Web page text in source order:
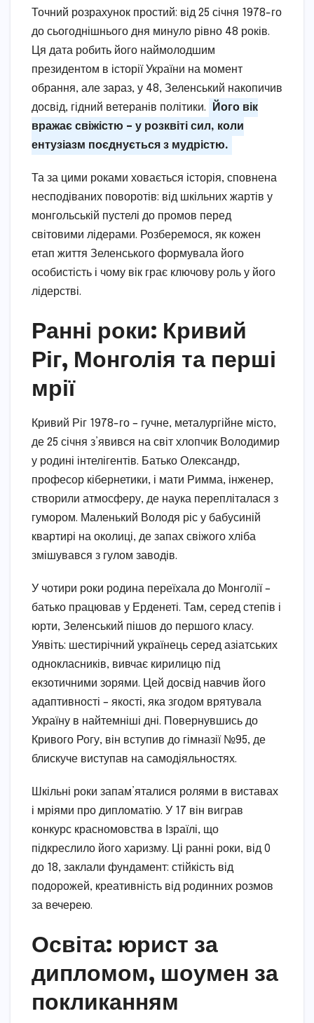
Точний розрахунок простий: від 25 січня 1978-го
до сьогоднішнього дня минуло рівно 48 років.
Ця дата робить його наймолодшим
президентом в історії України на момент
обрання, але зараз, у 48, Зеленський накопичив
досвід, гідний ветеранів політики.
Його вік
вражає свіжістю – у розквіті сил, коли
ентузіазм поєднується з мудрістю.
Та за цими роками ховається історія, сповнена
несподіваних поворотів: від шкільних жартів у
монгольській пустелі до промов перед
світовими лідерами. Розберемося, як кожен
етап життя Зеленського формувала його
особистість і чому вік грає ключову роль у його
лідерстві.
Ранні роки: Кривий
Ріг, Монголія та перші
мрії
Кривий Ріг 1978-го – гучне, металургійне місто,
де 25 січня з’явився на світ хлопчик Володимир
у родині інтелігентів. Батько Олександр,
професор кібернетики, і мати Римма, інженер,
створили атмосферу, де наука перепліталася з
гумором. Маленький Володя ріс у бабусиній
квартирі на околиці, де запах свіжого хліба
змішувався з гулом заводів.
У чотири роки родина переїхала до Монголії –
батько працював у Ерденеті. Там, серед степів і
юрти, Зеленський пішов до першого класу.
Уявіть: шестирічний українець серед азіатських
однокласників, вивчає кирилицю під
екзотичними зорями. Цей досвід навчив його
адаптивності – якості, яка згодом врятувала
Україну в найтемніші дні. Повернувшись до
Кривого Рогу, він вступив до гімназії №95, де
блискуче виступав на самодіяльностях.
Шкільні роки запам’яталися ролями в виставах
і мріями про дипломатію. У 17 він виграв
конкурс красномовства в Ізраїлі, що
підкреслило його харизму. Ці ранні роки, від 0
до 18, заклали фундамент: стійкість від
подорожей, креативність від родинних розмов
за вечерею.
Освіта: юрист за
дипломом, шоумен за
покликанням